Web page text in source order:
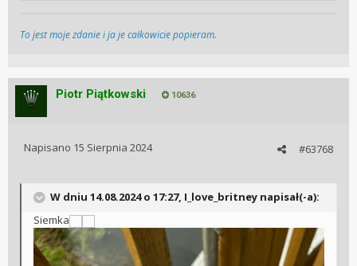
To jest moje zdanie i ja je całkowicie popieram.
Piotr Piątkowski 10636
#63768
Napisano 15 Sierpnia 2024
W dniu 14.08.2024 o 17:27, I_love_britney napisał(-a):
Siemka